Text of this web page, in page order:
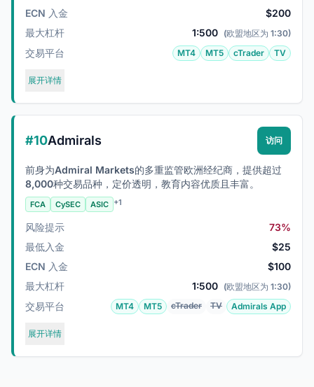
ECN 入金
$200
最大杠杆
1:500 (欧盟地区为 1:30)
交易平台 MT4 MT5 cTrader TV
展开详情
#10Admirals 访问
前身为Admiral Markets的多重监管欧洲经纪商，提供超过
8,000种交易品种，定价透明，教育内容优质且丰富。
FCA CySEC ASIC +1
风险提示
73%
最低入金
$25
ECN 入金
$100
最大杠杆
1:500 (欧盟地区为 1:30)
交易平台 MT4 MT5 cTrader TV Admirals App
展开详情